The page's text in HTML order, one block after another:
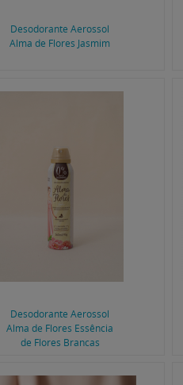
Desodorante Aerossol
Alma de Flores Jasmim
Desodorante Aerossol
Alma de Flores Essência
de Flores Brancas